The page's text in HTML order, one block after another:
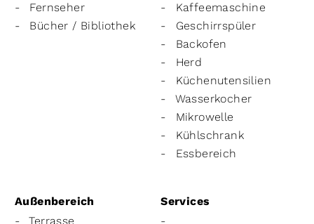
Fernseher
Bücher / Bibliothek
Kaffeemaschine
Geschirrspüler
Backofen
Herd
Küchenutensilien
Wasserkocher
Mikrowelle
Kühlschrank
Essbereich
Außenbereich
Terrasse
Services